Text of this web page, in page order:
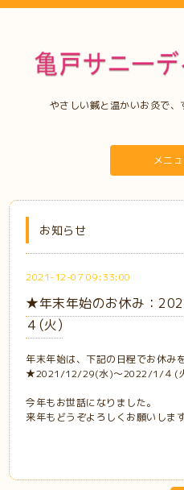
やさしい鍼と温かいお灸で
メニ
お知らせ
2021-12-07 09:33:00
★年末年始のお休み：
４(火)
年末年始は、下記の日程でお休み
★2021/12/29(水)～2022/1/４(
今年もお世話になりました。
来年もどうぞよろしくお願いしま